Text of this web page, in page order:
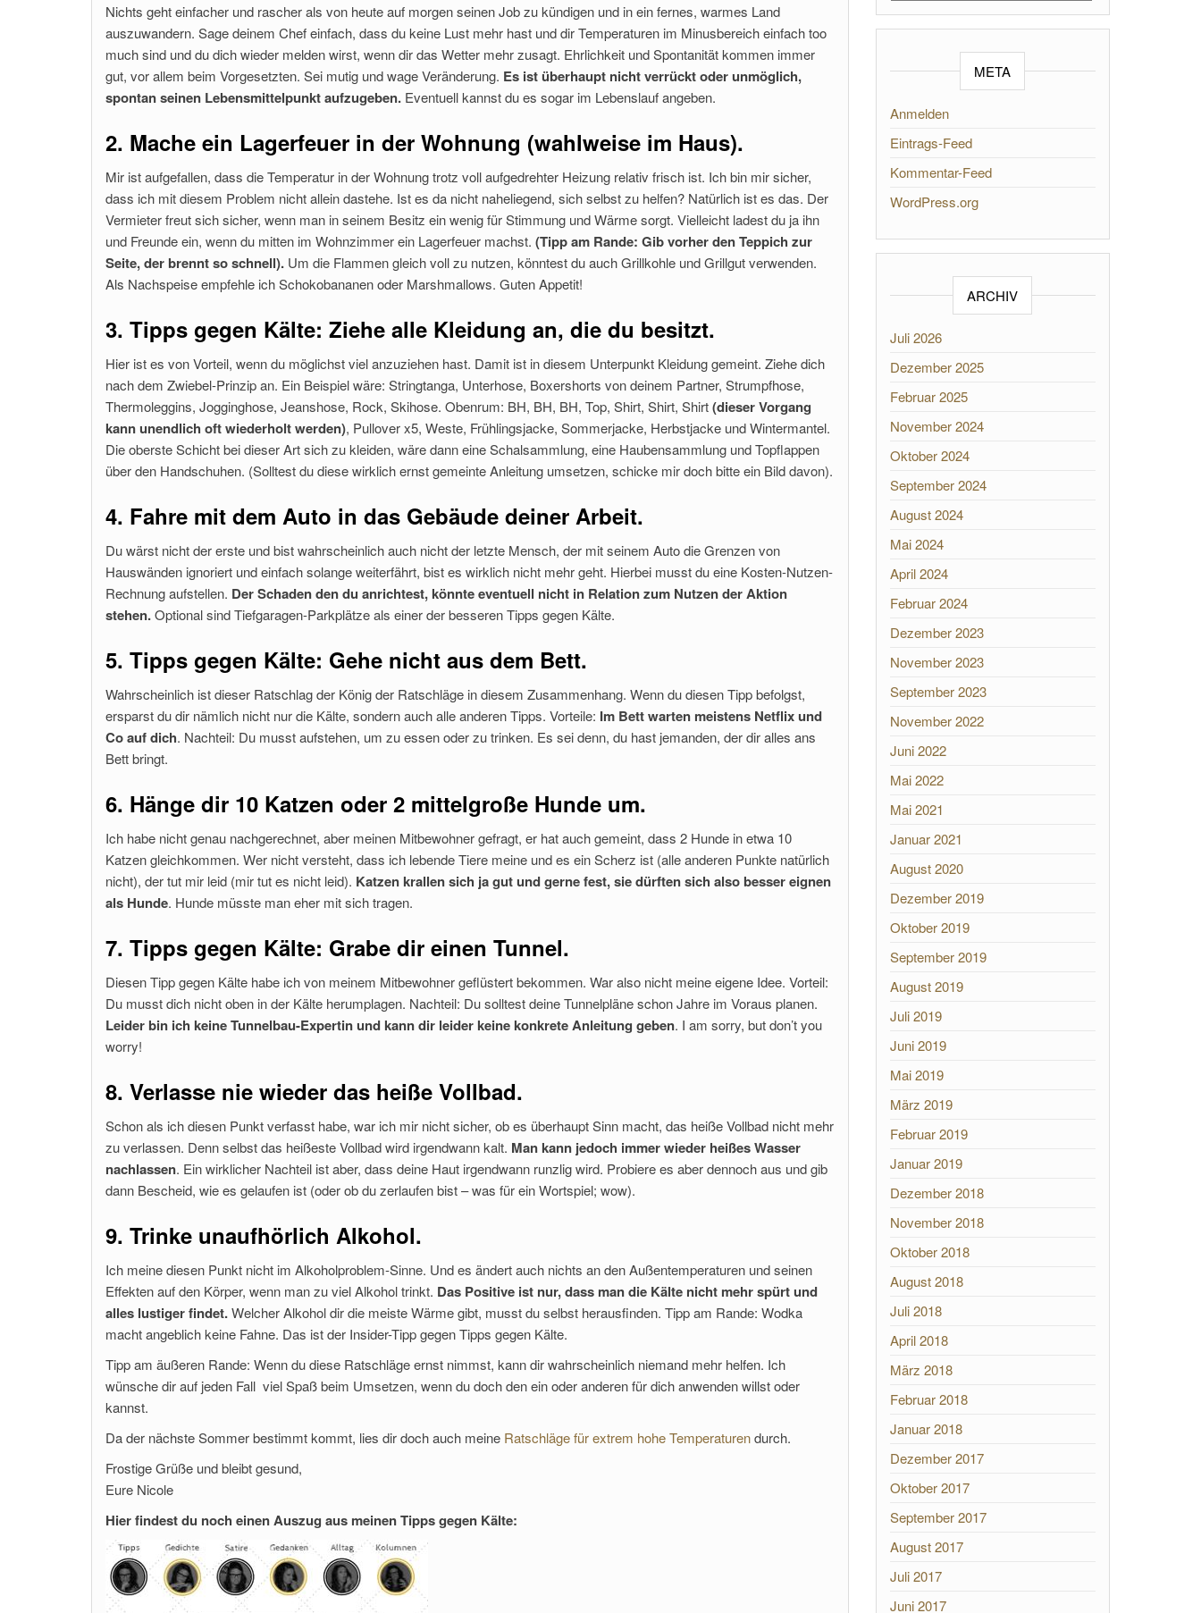
Nichts geht einfacher und rascher als von heute auf morgen seinen Job zu kündigen und in ein fernes, warmes Land
auszuwandern. Sage deinem Chef einfach, dass du keine Lust mehr hast und dir Temperaturen im Minusbereich einfach too
much sind und du dich wieder melden wirst, wenn dir das Wetter mehr zusagt. Ehrlichkeit und Spontanität kommen immer
gut, vor allem beim Vorgesetzten. Sei mutig und wage Veränderung. Es ist überhaupt nicht verrückt oder unmöglich,
spontan seinen Lebensmittelpunkt aufzugeben. Eventuell kannst du es sogar im Lebenslauf angeben.
2. Mache ein Lagerfeuer in der Wohnung (wahlweise im Haus).
Mir ist aufgefallen, dass die Temperatur in der Wohnung trotz voll aufgedrehter Heizung relativ frisch ist. Ich bin mir sicher,
dass ich mit diesem Problem nicht allein dastehe. Ist es da nicht naheliegend, sich selbst zu helfen? Natürlich ist es das. Der
Vermieter freut sich sicher, wenn man in seinem Besitz ein wenig für Stimmung und Wärme sorgt. Vielleicht ladest du ja ihn
und Freunde ein, wenn du mitten im Wohnzimmer ein Lagerfeuer machst. (Tipp am Rande: Gib vorher den Teppich zur
Seite, der brennt so schnell). Um die Flammen gleich voll zu nutzen, könntest du auch Grillkohle und Grillgut verwenden.
Als Nachspeise empfehle ich Schokobananen oder Marshmallows. Guten Appetit!
3. Tipps gegen Kälte: Ziehe alle Kleidung an, die du besitzt.
Hier ist es von Vorteil, wenn du möglichst viel anzuziehen hast. Damit ist in diesem Unterpunkt Kleidung gemeint. Ziehe dich
nach dem Zwiebel-Prinzip an. Ein Beispiel wäre: Stringtanga, Unterhose, Boxershorts von deinem Partner, Strumpfhose,
Thermoleggins, Jogginghose, Jeanshose, Rock, Skihose. Obenrum: BH, BH, BH, Top, Shirt, Shirt, Shirt(dieser Vorgang
kann unendlich oft wiederholt werden), Pullover x5, Weste, Frühlingsjacke, Sommerjacke, Herbstjacke und Wintermantel.
Die oberste Schicht bei dieser Art sich zu kleiden, wäre dann eine Schalsammlung, eine Haubensammlung und Topflappen
über den Handschuhen. (Solltest du diese wirklich ernst gemeinte Anleitung umsetzen, schicke mir doch bitte ein Bild davon).
4. Fahre mit dem Auto in das Gebäude deiner Arbeit.
Du wärst nicht der erste und bist wahrscheinlich auch nicht der letzte Mensch, der mit seinem Auto die Grenzen von
Hauswänden ignoriert und einfach solange weiterfährt, bist es wirklich nicht mehr geht. Hierbei musst du eine Kosten-Nutzen-
Rechnung aufstellen. Der Schaden den du anrichtest, könnte eventuell nicht in Relation zum Nutzen der Aktion
stehen.Optional sind Tiefgaragen-Parkplätze als einer der besseren Tipps gegen Kälte.
5. Tipps gegen Kälte: Gehe nicht aus dem Bett.
Wahrscheinlich ist dieser Ratschlag der König der Ratschläge in diesem Zusammenhang. Wenn du diesen Tipp befolgst,
ersparst du dir nämlich nicht nur die Kälte, sondern auch alle anderen Tipps. Vorteile: Im Bett warten meistens Netflix und
Co auf dich. Nachteil: Du musst aufstehen, um zu essen oder zu trinken. Es sei denn, du hast jemanden, der dir alles ans
Bett bringt.
6. Hänge dir 10 Katzen oder 2 mittelgroße Hunde um.
Ich habe nicht genau nachgerechnet, aber meinen Mitbewohner gefragt, er hat auch gemeint, dass 2 Hunde in etwa 10
Katzen gleichkommen. Wer nicht versteht, dass ich lebende Tiere meine und es ein Scherz ist (alle anderen Punkte natürlich
nicht), der tut mir leid (mir tut es nicht leid). Katzen krallen sich ja gut und gerne fest, sie dürften sich also besser eignen
als Hunde. Hunde müsste man eher mit sich tragen.
7. Tipps gegen Kälte: Grabe dir einen Tunnel.
Diesen Tipp gegen Kälte habe ich von meinem Mitbewohner geflüstert bekommen. War also nicht meine eigene Idee. Vorteil:
Du musst dich nicht oben in der Kälte herumplagen. Nachteil: Du solltest deine Tunnelpläne schon Jahre im Voraus planen.
Leider bin ich keine Tunnelbau-Expertin und kann dir leider keine konkrete Anleitung geben. I am sorry, but don’t you
worry!
8. Verlasse nie wieder das heiße Vollbad.
Schon als ich diesen Punkt verfasst habe, war ich mir nicht sicher, ob es überhaupt Sinn macht, das heiße Vollbad nicht mehr
zu verlassen. Denn selbst das heißeste Vollbad wird irgendwann kalt. Man kann jedoch immer wieder heißes Wasser
nachlassen. Ein wirklicher Nachteil ist aber, dass deine Haut irgendwann runzlig wird. Probiere es aber dennoch aus und gib
dann Bescheid, wie es gelaufen ist (oder ob du zerlaufen bist – was für ein Wortspiel; wow).
9. Trinke unaufhörlich Alkohol.
Ich meine diesen Punkt nicht im Alkoholproblem-Sinne. Und es ändert auch nichts an den Außentemperaturen und seinen
Effekten auf den Körper, wenn man zu viel Alkohol trinkt. Das Positive ist nur, dass man die Kälte nicht mehr spürt und
alles lustiger findet.Welcher Alkohol dir die meiste Wärme gibt, musst du selbst herausfinden. Tipp am Rande: Wodka
macht angeblich keine Fahne. Das ist der Insider-Tipp gegen Tipps gegen Kälte.
Tipp am äußeren Rande: Wenn du diese Ratschläge ernst nimmst, kann dir wahrscheinlich niemand mehr helfen. Ich
wünsche dir auf jeden Fall viel Spaß beim Umsetzen, wenn du doch den ein oder anderen für dich anwenden willst oder
kannst.
Da der nächste Sommer bestimmt kommt, lies dir doch auch meine Ratschläge für extrem hohe Temperaturendurch.
Frostige Grüße und bleibt gesund,
Eure Nicole
Hier findest du noch einen Auszug aus meinen Tipps gegen Kälte:
META
Anmelden
Eintrags-Feed
Kommentar-Feed
WordPress.org
ARCHIV
Juli 2026
Dezember 2025
Februar 2025
November 2024
Oktober 2024
September 2024
August 2024
Mai 2024
April 2024
Februar 2024
Dezember 2023
November 2023
September 2023
November 2022
Juni 2022
Mai 2022
Mai 2021
Januar 2021
August 2020
Dezember 2019
Oktober 2019
September 2019
August 2019
Juli 2019
Juni 2019
Mai 2019
März 2019
Februar 2019
Januar 2019
Dezember 2018
November 2018
Oktober 2018
August 2018
Juli 2018
April 2018
März 2018
Februar 2018
Januar 2018
Dezember 2017
Oktober 2017
September 2017
August 2017
Juli 2017
Juni 2017